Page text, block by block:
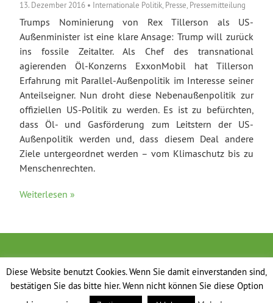
13. Dezember 2016 • Internationale Politik Presse Pressemitteilung
Trumps Nominierung von Rex Tillerson als US-
Außenminister ist eine klare Ansage: Trump will zurück
ins fossile Zeitalter. Als Chef des transnational
agierenden Öl-Konzerns ExxonMobil hat Tillerson
Erfahrung mit Parallel-Außenpolitik im Interesse seiner
Anteilseigner. Nun droht diese Nebenaußenpolitik zur
offiziellen US-Politik zu werden. Es ist zu befürchten,
dass Öl- und Gasförderung zum Leitstern der US-
Außenpolitik werden und, dass diesem Deal andere
Ziele untergeordnet werden – vom Klimaschutz bis zu
Menschenrechten.
Weiterlesen »
Diese Website benutzt Cookies. Wenn Sie damit einverstanden sind,
bestätigen Sie das bitte hier. Wenn nicht können Sie diese Option